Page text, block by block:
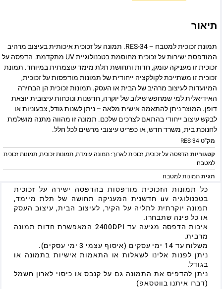
תיאור
תמונת זכוכית למטבח – RES-34. תמונה על זכוכית איכותית בעיצוב מרהיב
המודפסת ישירות על זכוכית מחוסמת בטכנולוגיית UV מתקדמת. הדפסה על
זכוכית זו מעניקה עומק, חדות ותחושת תלת מימד עוצמתית במיוחד. תמונת
זכוכית זו משתייכת לקולקציה ייחודית של תמונות מודפסות על זכוכית,
המיועדות לעיצוב מרהיב של הבית או העסק. תמונות זכוכית הן הבחירה
האידיאלית למי שמחפש שילוב של יוקרה, חדשנות ונוכחות עיצובית יוצאת
דופן. המוצר ניתן להתאמה אישית מלאה – ניתן לשנות גודל, צבעוניות או
לבקש עיצוב ייחודי בהתאם לצרכים שלכם. תמונה זו מהווה מתנה מושלמת
לחנוכת בית, משרד חדש, או כפריט עיצובי מרשים לכל חלל.
מק"טRES-34
קטגוריות הדפסה על זכוכית,זכוכית לארוך: תמונה עומדת,תמונות זכוכית,תמונות זכוכית
למטבח
תגיתתמונות למטבח
כל תמונות הזכוכית מודפסות בהדפסה ישירה על זכוכית
בטכנולוגיה uv חדשנית המעניקה תחושה של תלת מיימד,
תמונה יוקרתית לתליה על הקיר, לעיצוב הבית, עיצוב העסק
או כל פינה שתבחרו.
איכות הדפסה מגיעה עד 2400DPI המאפשרת חדות תמונה
מרבית.
משלוח עד 14 ימי עסקים (איסוף עצמי 3 ימי עסקים).
ניתן לפנות אלינו לשאלות או התאמות אישיות בתמונה או
בגודל.
ניתן להדפיס את התמונה גם על קנבס או כיסוי לארון חשמל
(דברו איתנו בווטסאפ)